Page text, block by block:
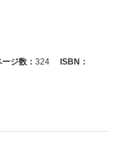
ージ数： 324
ISBN：